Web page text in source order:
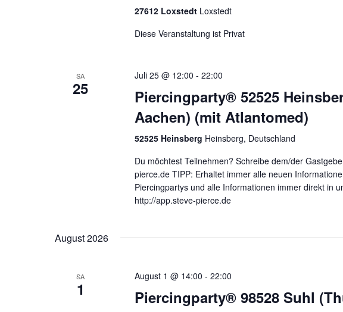
27612 Loxstedt Loxstedt
Diese Veranstaltung ist Privat
SA
25
Juli 25 @ 12:00 -22:00
Piercingparty® 52525
Aachen) (mit Atlantomed)
52525 Heinsberg Heinsberg, Deutschland
Du möchtest Teilnehmen? Schreibe dem/der
pierce.de TIPP: Erhaltet immer alle neuen
Piercingpartys und alle Informationen immer direkt in
http://app.steve-pierce.de
August 2026
SA
1
August 1 @ 14:00 -22:00
Piercingparty® 98528 Suhl